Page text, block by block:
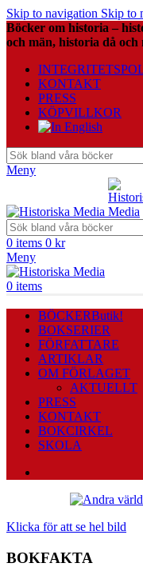
Skip to navigation Skip to
Böcker om historia –
och män, historia då och
KONTAKT
PRESS
KÖPVILLKOR
Meny
0 items 0 kr
Meny
0 items
BÖCKERButik!
BOKSERIER
FÖRFATTARE
ARTIKLAR
OM FÖRLAGET
AKTUELLT
PRESS
KONTAKT
BOKCIRKEL
SKOLA
Klicka för att se hel bild
BOKFAKTA